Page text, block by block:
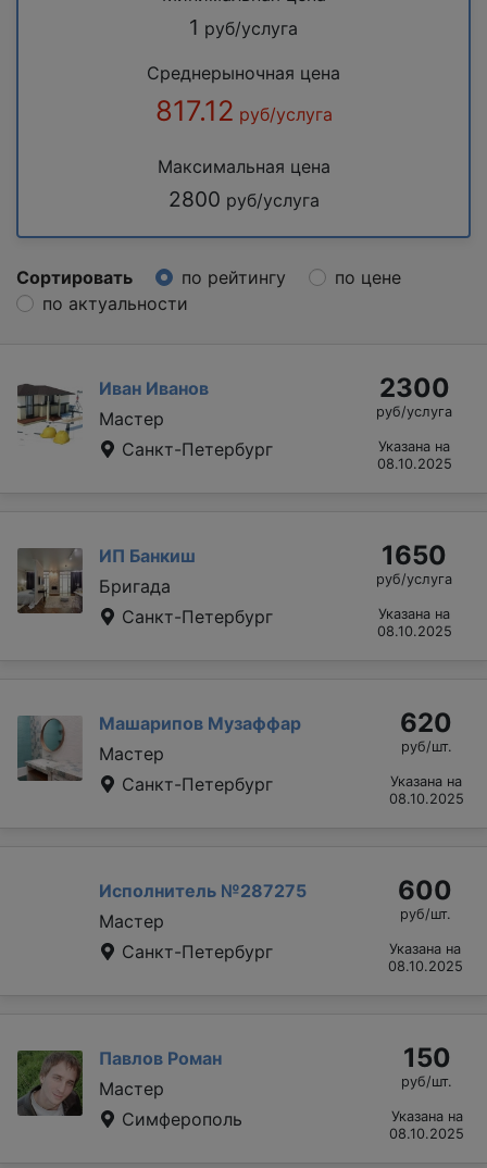
1 руб/услуга
Среднерыночная цена
817.12 руб/услуга
Максимальная цена
2800 руб/услуга
Сортировать по рейтингу
по цене
по актуальности
Иван Иванов
Мастер
Санкт-Петербург
2300
руб/услуга
Указана на
08.10.2025
ИП Банкиш
Бригада
Санкт-Петербург
1650
руб/услуга
Указана на
08.10.2025
Машарипов Музаффар
Мастер
Санкт-Петербург
620
руб/шт.
Указана на
08.10.2025
Исполнитель №287275
Мастер
Санкт-Петербург
600
руб/шт.
Указана на
08.10.2025
Павлов Роман
Мастер
Симферополь
150
руб/шт.
Указана на
08.10.2025